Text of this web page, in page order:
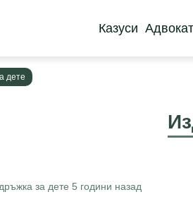
Казуси
дете
за дете 5 години назад